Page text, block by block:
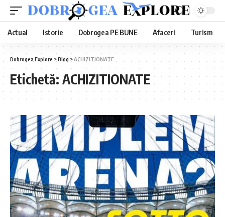
Actual Istorie Dobrogea PE BUNE Afaceri Turism
Dobrogea Explore >Blog >ACHIZITIONATE
Etichetă: ACHIZITIONATE